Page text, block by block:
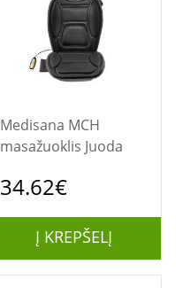
Medisana MCH
masažuoklis Juoda
34.62€
Į KREPŠELĮ